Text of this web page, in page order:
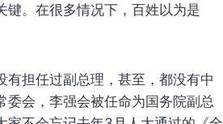
键。在很多情况下，百姓以为是
担任过副总理，甚至，都没有中
会，李强会被任命为国务院副总